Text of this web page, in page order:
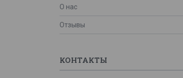
О нас
Отзывы
КОНТАКТЫ